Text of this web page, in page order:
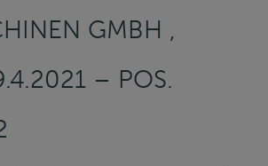
GMBH ,
– POS.